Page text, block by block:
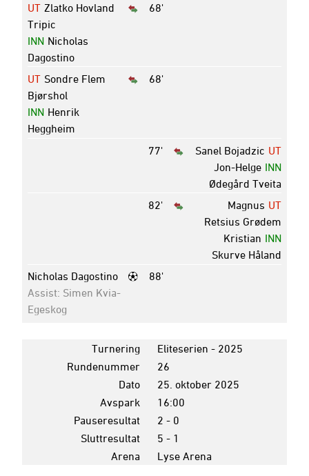
68'
UT Zlatko Hovland
Tripic
INN Nicholas
Dagostino
68'
UT Sondre Flem
Bjørshol
INN Henrik
Heggheim
77'
UT
Sanel Bojadzic
INN
Jon-Helge
Ødegård Tveita
82'
UT
Magnus
Retsius Grødem
INN
Kristian
Skurve Håland
88'
Nicholas Dagostino
Assist: Simen Kvia-
Egeskog
Turnering
Eliteserien - 2025
Rundenummer
26
Dato
25. oktober 2025
Avspark
16:00
Pauseresultat
2 - 0
Sluttresultat
5 - 1
Arena
Lyse Arena